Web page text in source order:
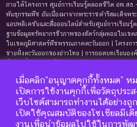
ภายใต้โครงการ ศูนย์การเรียนรู้ตลอดชีวิต อพ.สธ
พันธุกรรมพืช อันเนื่องมาจากพระราชดำริสมเด็จพร
แอปพลิเคชันและสื่อออนไลน์สำหรับศูนย์การเรียน
ฐานข้อมูลทรัพยากรชีวภาพของสัตว์กลุ่มหอยในเข
ในเขตภูมิศาสตร์พืชพรรณภาคตะวันออก | โครงกา
ชายฝั่งตะวันออกของอ่าวไทย | การถอดบทเรียนอ
ทรัพยากรธรรมชาติและมรดกทางวัฒนธรรม ภาคต
ประเทศไทย | ฐานข้อมูลเพรียงหินในเขตภาคตะวัน
บริเวณชายฝั่งตะวันออกของอ่าวไทย | ฐานข้อมูลทรั
ชายฝั่งทะเลตะวันออกของอ่าวไทย | ฐานข้อมูลแม
ของประเทศไทย | โครงการการถอดบทเรียนองค์ค
บางแสนและแหลมแท่น จังหวัดชลบุรี เพื่อการจัดท
เมื่อคลิก”อนุญาตคุกกี้ทั้งหมด” ห
เปิดการใช้งานคุกกี้เพื่อวัตถุประ
เว็บไซต์สามารถทำงานได้อย่าง
เปิดใช้คุณสมบัติของโซเชียลมีเดี
งานเพื่อนำข้อมูลไปใช้ในการพั